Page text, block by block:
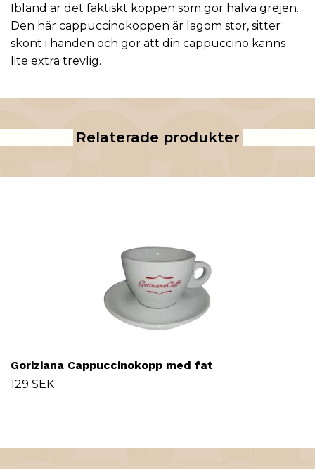
Ibland är det faktiskt koppen som gör halva grejen.
Den här cappuccinokoppen är lagom stor, sitter
skönt i handen och gör att din cappuccino känns
lite extra trevlig.
Relaterade produkter
Goriziana Cappuccinokopp med fat
129 SEK